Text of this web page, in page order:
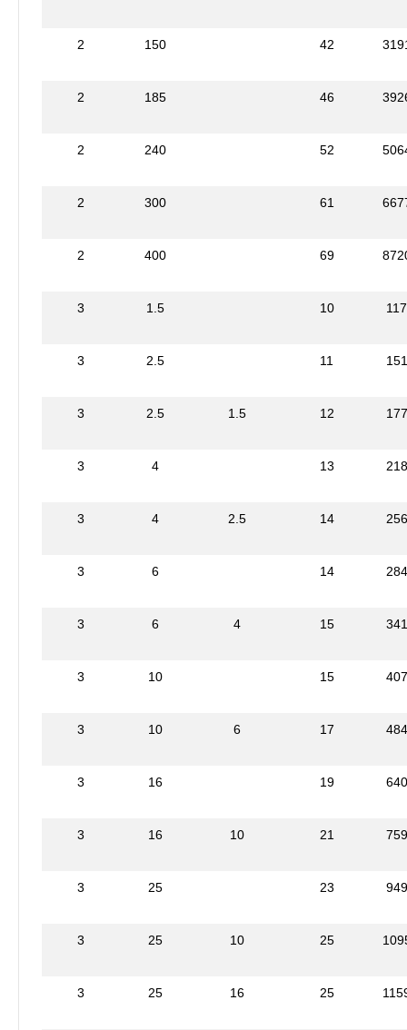
2 150 42
2 185 46
2 240 52
2 300 61
2 400 69
3 1.5 10 117
3 2.5 11 151
3 2.5 1.5 12 177
3 4 13 218
3 4 2.5 14 256
3 6 14 284
3 6 4 15 341
3 10 15 407
3 10 6 17 484
3 16 19 640
3 16 10 21 759
3 25 23 949
3 25 10 25
3 25 16 25